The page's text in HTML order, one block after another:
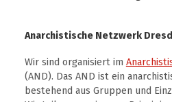
Anarchistische Netzwerk
Wir sind organisiert im
(AND). Das AND ist ein
bestehend aus Gruppen und